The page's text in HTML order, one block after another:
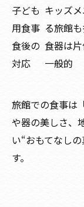
子ども
用食事
キッズ
る旅館
食後の
対応
食器は
一般的
旅館での食事は
や器の美しさ、
い“おもてなし
す。